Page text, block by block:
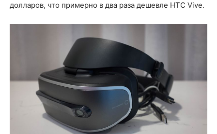
долларов, что примерно в два раза дешевле HTC Vive.